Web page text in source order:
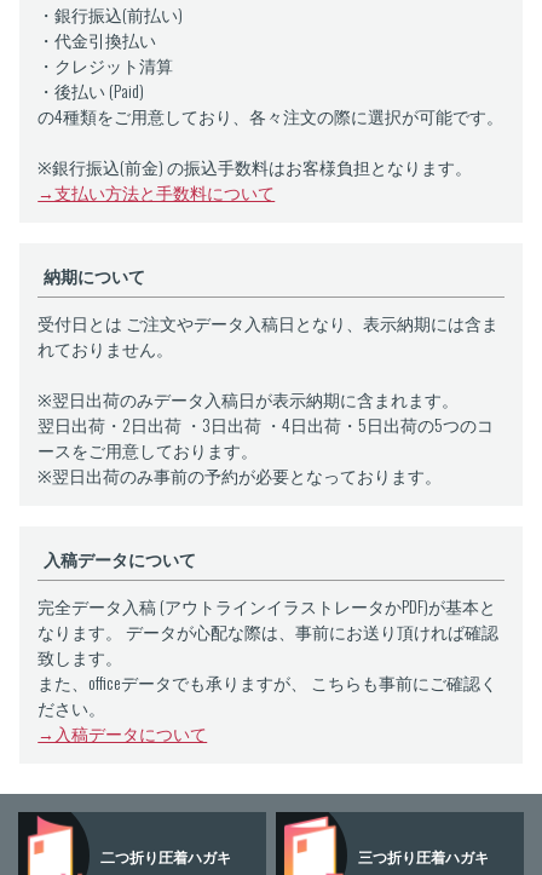
・銀行振込(前払い)
・代金引換払い
・クレジット清算
・後払い (Paid)
の4種類をご用意しており、各々注文の際に選択が可能です。
※銀行振込(前金) の振込手数料はお客様負担となります。
→支払い方法と手数料について
納期について
受付日とは ご注文やデータ入稿日となり、表示納期には含ま
れておりません。
※翌日出荷のみデータ入稿日が表示納期に含まれます。
翌日出荷・2日出荷 ・3日出荷 ・4日出荷・5日出荷の5つのコ
ースをご用意しております。
※翌日出荷のみ事前の予約が必要となっております。
入稿データについて
完全データ入稿 (アウトラインイラストレータかPDF)が基本と
なります。 データが心配な際は、事前にお送り頂ければ確認
致します。
また、officeデータでも承りますが、 こちらも事前にご確認く
ださい。
→入稿データについて
二つ折り圧着ハガキ 三つ折り圧着ハガキ